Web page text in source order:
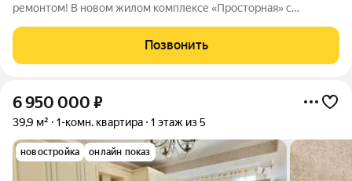
ремонтом! В новoм жилом комплексе «Просторная» с
Позвонить
6 950 000 ₽
39,9 м² 1-комн. квартира 1 этаж из 5
новостройка онлайн показ